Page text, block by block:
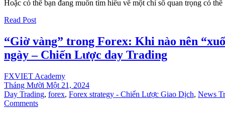
Hoặc có thể bạn đang muốn tìm hiểu về một chỉ số quan trọng có
Read Post
“Giờ vàng” trong Forex: Khi nào nên
ngày – Chiến Lược day Trading
FXVIET Academy
Tháng Mười Một 21, 2024
Day Trading, forex, Forex strategy - Chiến Lược Giao Dịch, News
Comments